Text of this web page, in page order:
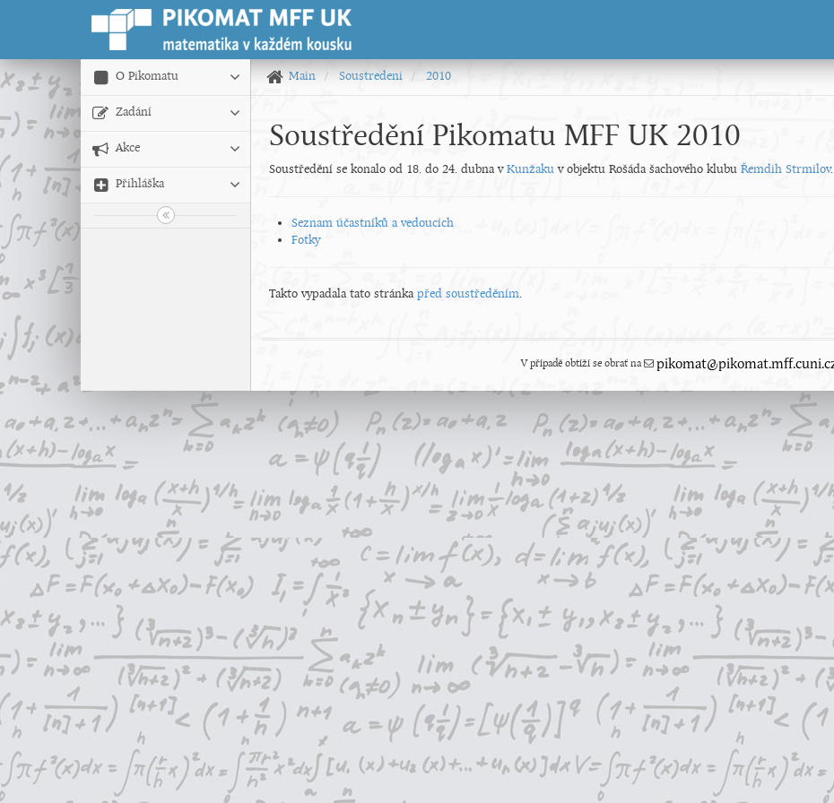
O Pikomatu
Zadání
Akce
Přihláška
Main Soustredeni 2010
Soustředění Pikomatu MFF UK 2010
Soustředění se konalo od 18. do 24. dubna vKunžakuv objektu Rošáda šachového klubu Řemdih Strmilov.
Seznam účastníků a vedoucích
Fotky
Takto vypadala tato stránka před soustředěním.
V případě obtíží se obrať na